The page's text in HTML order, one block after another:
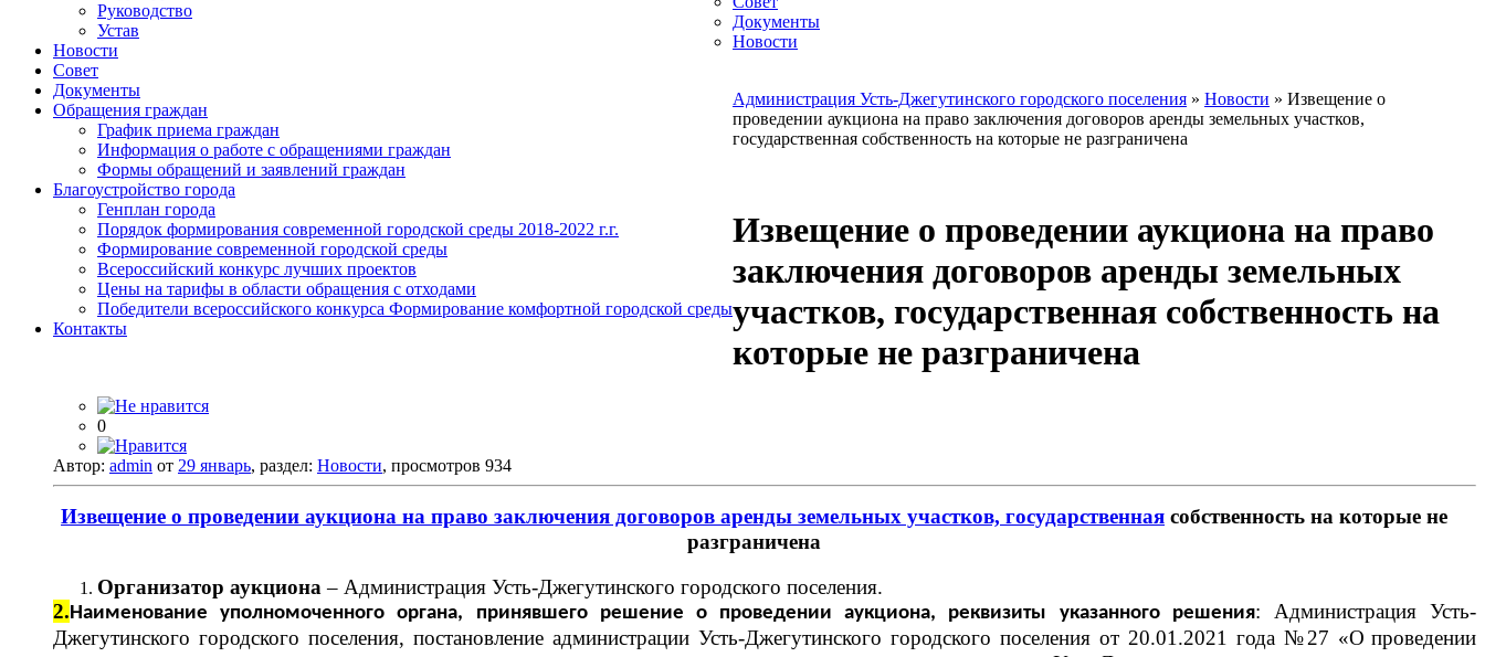
Руководство
Устав
Новости
Совет
Документы
Обращения граждан
График приема граждан
Информация о работе с обращениями граждан
Формы обращений и заявлений граждан
Благоустройство города
Генплан города
Порядок формирования современной городской среды 2018-2022 г.г.
Формирование современной городской среды
Всероссийский конкурс лучших проектов
Цены на тарифы в области обращения с отходами
Победители всероссийского конкурса Формирование комфортной городской среды
Контакты
Документы
Новости
Администрация Усть-Джегутинского городского поселения » Новости » Извещение о
проведении аукциона на право заключения договоров аренды земельных участков,
государственная собственность на которые не разграничена
Извещение о проведении аукциона на право
заключения договоров аренды земельных
участков, государственная собственность на
которые не разграничена
0
Автор: admin от 29 январь, раздел: Новости, просмотров 934
Извещение о проведении аукциона на право заключения договоров аренды земельных участков, государственная собственность на которые не
разграничена
Организатор аукциона– Администрация Усть-Джегутинского городского поселения.
2.Наименование уполномоченного органа, принявшего решение о проведении аукциона, реквизиты указанного решения: Администрация Усть-
Джегутинского городского поселения, постановление администрации Усть-Джегутинского городского поселения от 20.01.2021 года №27 «О проведении